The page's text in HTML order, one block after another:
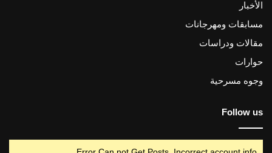
الأخبار
مسابقات ومهرجانات
مقالات ودراسات
حوارات
وجوه مسرحية
Follow us